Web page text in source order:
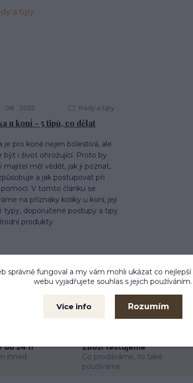
u koní - 5 tipů, co dělat
08 2025 Rady a tipy
je pro koně nejen bolestivá, ale
být i život ohrožující. Proto by
majitel měl vědět, jak ji poznat,
a jak postupovat při
pomoci. V tomto článku se
na příznaky koliky u koní, její
typy, doporučené postupy a tipy
produkty.
do 24 h
ihned
Zboží testujeme
Co prodáváme, to také
používáme
správně fungoval a my vám mohli ukázat co nejlepší
webu vyjadřujete souhlas s jejich používáním.
Více info Rozumím